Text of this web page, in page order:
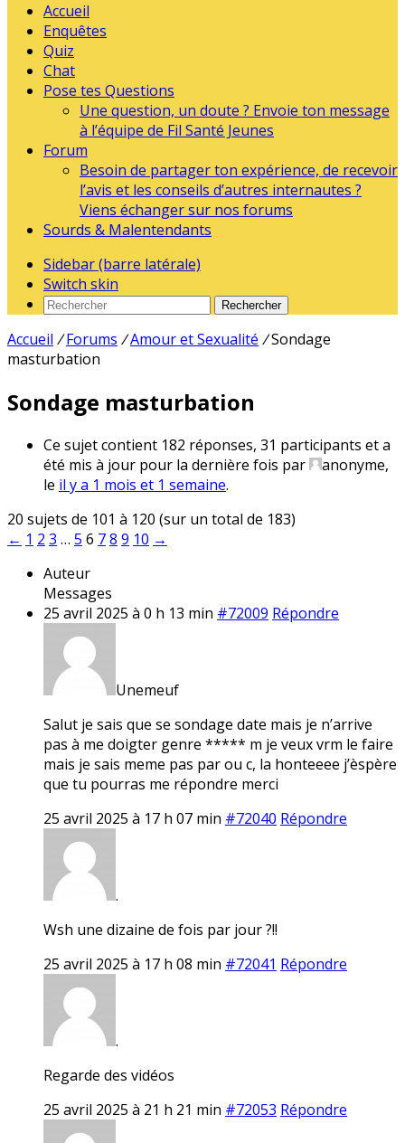
Accueil
Enquêtes
Quiz
Chat
Pose tes Questions
Une question, un doute ? Envoie ton message
à l’équipe de Fil Santé Jeunes
Forum
Besoin de partager ton expérience, de recevoir
l’avis et les conseils d’autres internautes ?
Viens échanger sur nos forums
Sourds & Malentendants
Sidebar (barre latérale)
Switch skin
Rechercher
Accueil / Forums /Amour et Sexualité /Sondage
masturbation
Sondage masturbation
Ce sujet contient 182 réponses, 31 participants et a
été mis à jour pour la dernière fois par
anonyme,
le il y a 1 mois et 1 semaine.
20 sujets de 101 à 120 (sur un total de 183)
← 1 2 3 … 5 6 78 9 10 →
Auteur
Messages
25 avril 2025 à 0 h 13 min #72009 Répondre
Unemeuf
Salut je sais que se sondage date mais je n’arrive
pas à me doigter genre ***** m je veux vrm le faire
mais je sais meme pas par ou c, la honteeee j’èspère
que tu pourras me répondre merci
25 avril 2025 à 17 h 07 min #72040 Répondre
.
Wsh une dizaine de fois par jour ?!!
25 avril 2025 à 17 h 08 min #72041 Répondre
.
Regarde des vidéos
25 avril 2025 à 21 h 21 min #72053 Répondre